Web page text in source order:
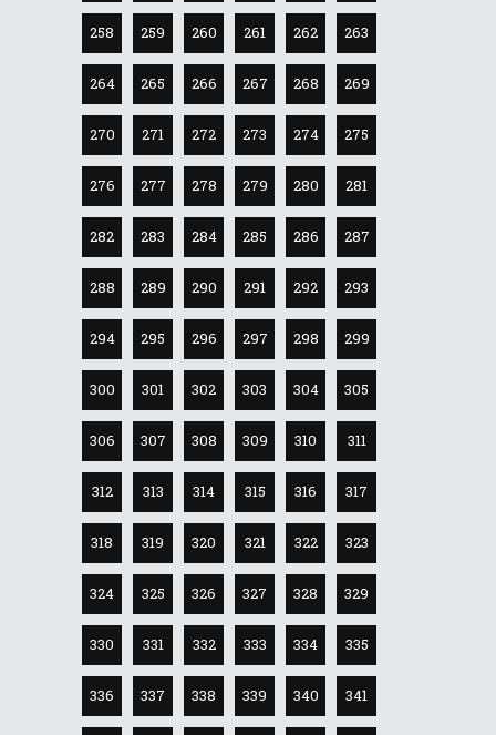
258 259 260 261 262 263
264 265 266 267 268 269
270 271 272 273 274 275
276 277 278 279 280 281
282 283 284 285 286 287
288 289 290 291 292 293
294 295 296 297 298 299
300 301 302 303 304 305
306 307 308 309 310 311
312 313 314 315 316 317
318 319 320 321 322 323
324 325 326 327 328 329
330 331 332 333 334 335
336 337 338 339 340 341